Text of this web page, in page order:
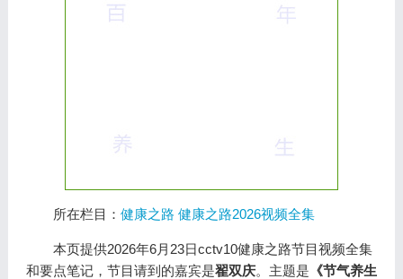
所在栏目： 健康之路 健康之路2026视频全集
本页提供2026年6月23日cctv10健康之路节目视频全集
和要点笔记，节目请到的嘉宾是翟双庆。主题是 《节气养生